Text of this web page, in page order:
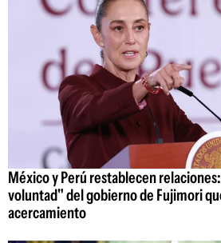
México y Perú restablecen
voluntad" del gobierno de Fujimori
acercamiento